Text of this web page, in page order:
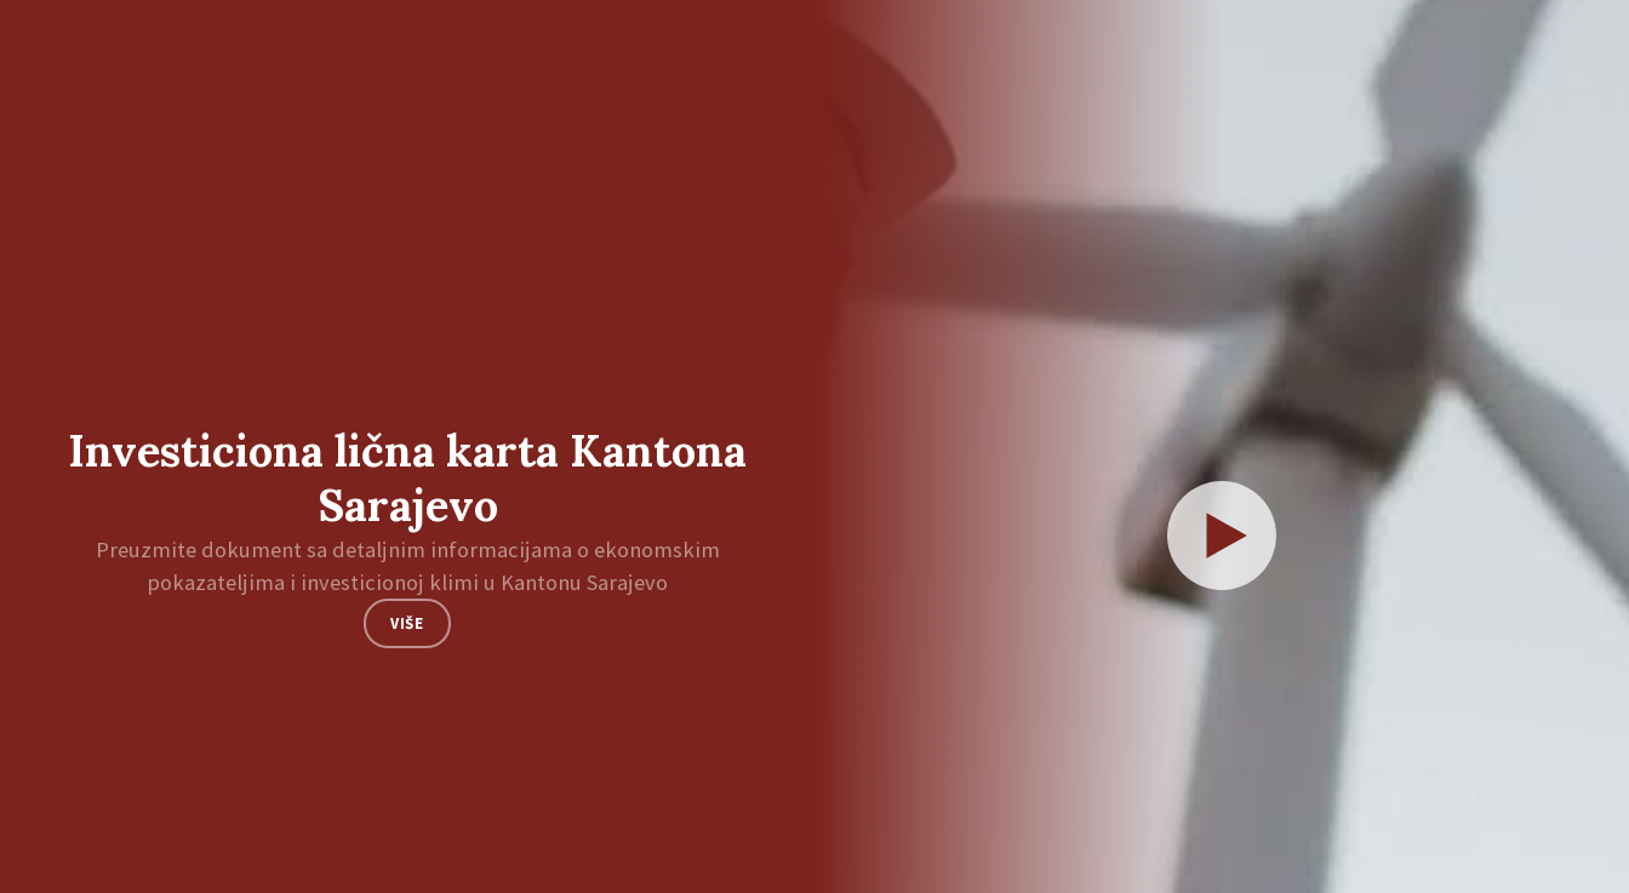
Investiciona lična karta Kantona
Sarajevo
Preuzmite dokument sa detaljnim informacijama o ekonomskim
pokazateljima i investicionoj klimi u Kantonu Sarajevo
VIŠE